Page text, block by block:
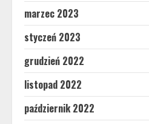
marzec 2023
styczeń 2023
grudzień 2022
listopad 2022
październik 2022